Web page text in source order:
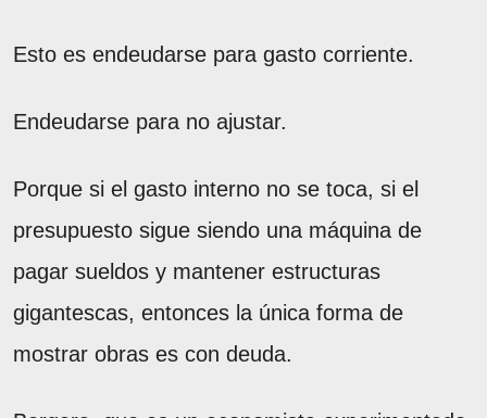
Esto es endeudarse para gasto corriente.
Endeudarse para no ajustar.
Porque si el gasto interno no se toca, si el
presupuesto sigue siendo una máquina de
pagar sueldos y mantener estructuras
gigantescas, entonces la única forma de
mostrar obras es con deuda.